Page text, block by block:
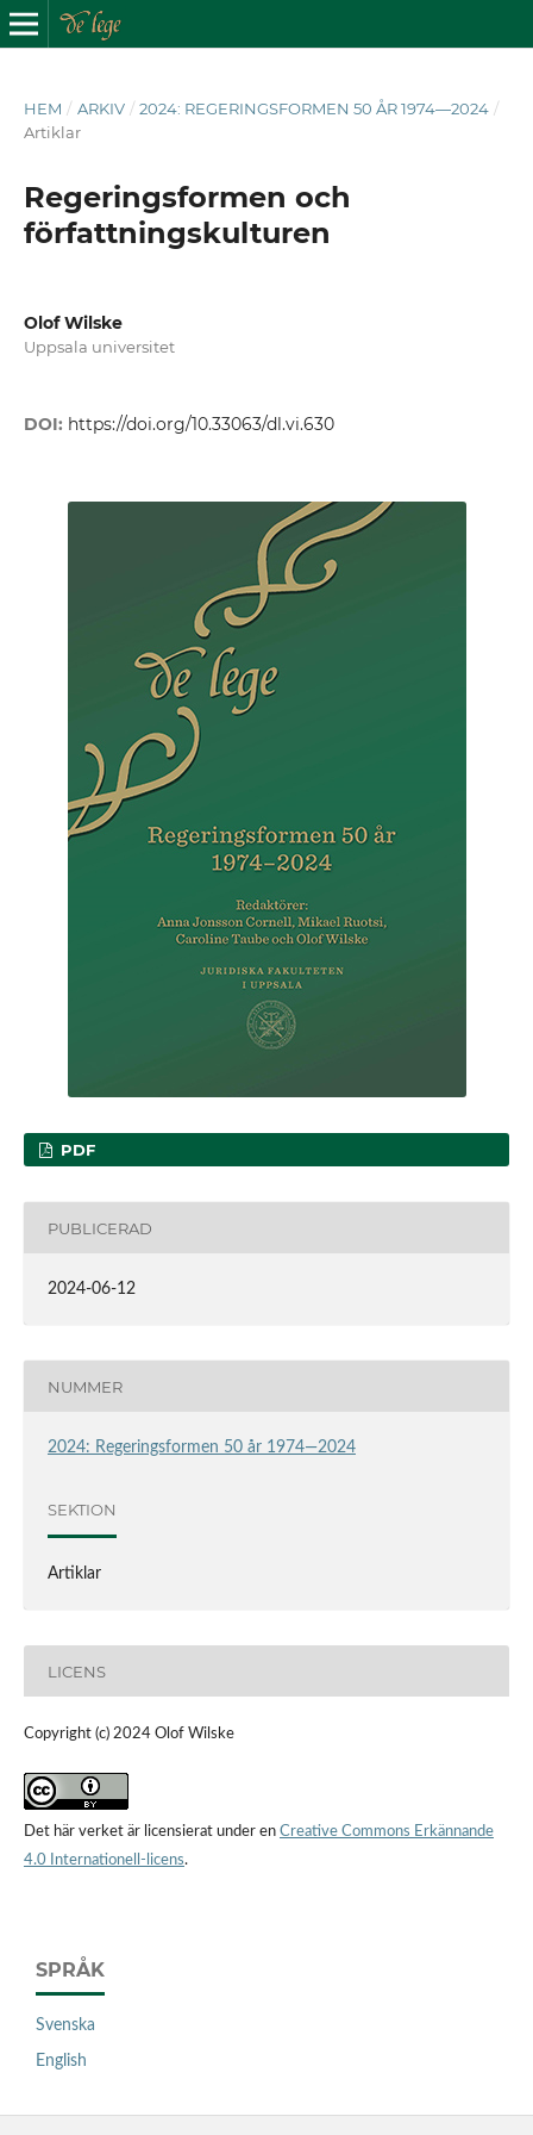
HEM / ARKIV / 2024: REGERINGSFORMEN 50 ÅR 1974―2024 /
Artiklar
Regeringsformen och
författningskulturen
Olof Wilske
Uppsala universitet
DOI: https://doi.org/10.33063/dl.vi.630
PDF
PUBLICERAD
2024-06-12
NUMMER
2024: Regeringsformen 50 år 1974―2024
SEKTION
Artiklar
LICENS
Copyright (c) 2024 Olof Wilske
Det här verket är licensierat under en Creative Commons Erkännande
4.0 Internationell-licens.
SPRÅK
Svenska
English